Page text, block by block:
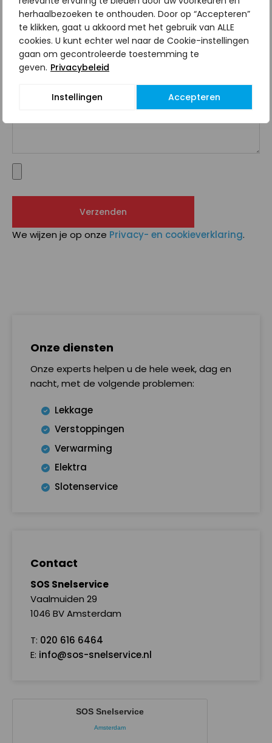
herhaalbezoeken te onthouden. Door op “Accepteren”
te klikken, gaat u akkoord met het gebruik van ALLE
cookies. U kunt echter wel naar de Cookie-instellingen
gaan om gecontroleerde toestemming te
geven. Privacybeleid
Instellingen Accepteren
We wijzen je op onze Privacy- en cookieverklaring.
Onze diensten
Onze experts helpen u de hele week, dag en
nacht, met de volgende problemen:
Lekkage
Verstoppingen
Verwarming
Elektra
Slotenservice
Contact
SOS Snelservice
Vaalmuiden 29
1046 BV Amsterdam
T: 020 616 6464
E: info@sos-snelservice.nl
SOS Snelservice
Amsterdam